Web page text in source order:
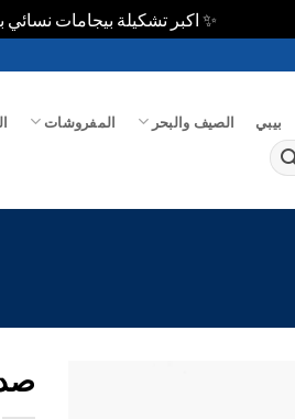
✨ اكبر تشكيلة بيجامات نسائي
بيبي الصيف والبحر المفروشات